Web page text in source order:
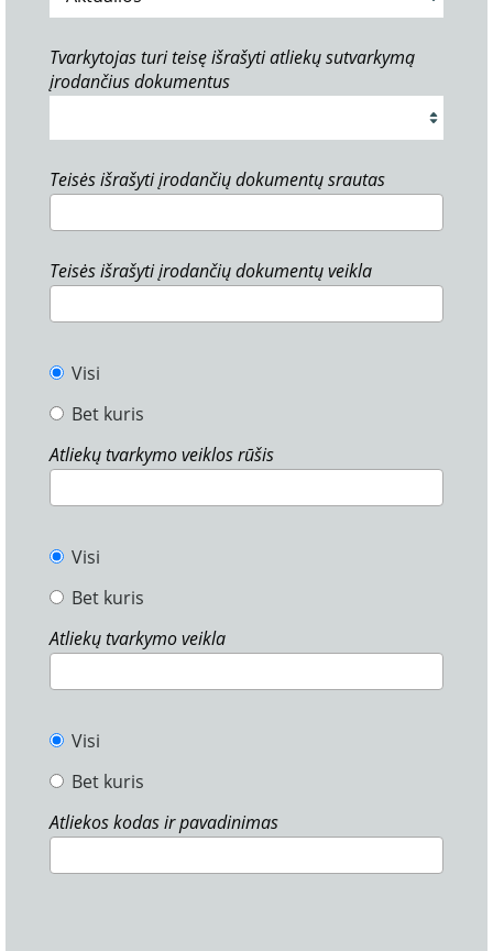
Tvarkytojas turi teisę išrašyti atliekų sutvarkymą
įrodančius dokumentus
Teisės išrašyti įrodančių dokumentų srautas
Teisės išrašyti įrodančių dokumentų veikla
Visi
Bet kuris
Atliekų tvarkymo veiklos rūšis
Visi
Bet kuris
Atliekų tvarkymo veikla
Visi
Bet kuris
Atliekos kodas ir pavadinimas